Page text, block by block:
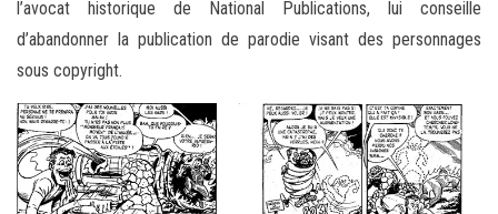
l’avocat historique de National Publications, lui conseille
d’abandonner la publication de parodie visant des personnages
sous copyright.